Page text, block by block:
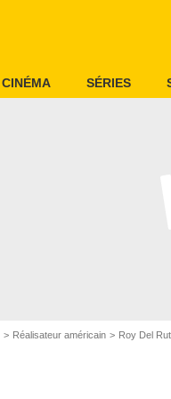
CINÉMA SÉRIES
Réalisateur américain Roy Del